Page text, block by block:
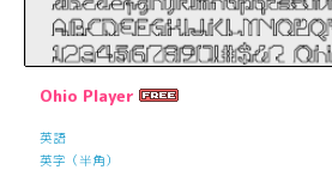
Ohio Player
英語
英字（半角）